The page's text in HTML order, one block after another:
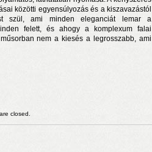
közötti egyensúlyozás és a kiszavazástól
szül, ami minden eleganciát lemar a
felett, és ahogy a komplexum falai
nem a kiesés a legrosszabb, ami
closed.